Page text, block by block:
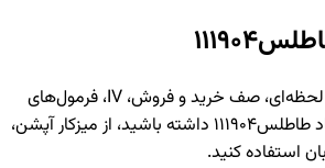
اگر می‌خواهید اطلاعات لحظه‌ای، صف خرید و فروش، IV، فرمول‌های
طاطلس111904
داشته باشید، از میزکار آپشن،
استفاده کنید.